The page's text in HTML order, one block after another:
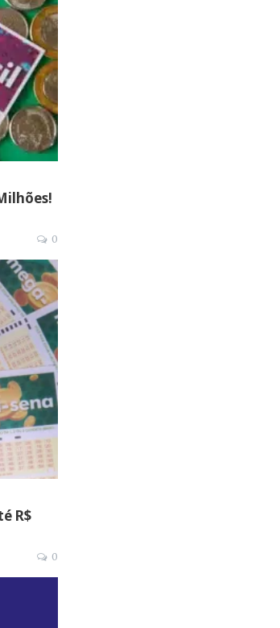
0
R$
0